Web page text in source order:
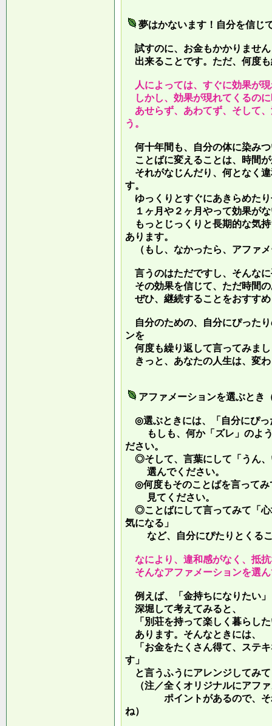
夢はかないます！自分を信じ
試すのに、お金もかかりませ
出来ることです。ただ、何度
人によっては、すぐに効果が
しかし、効果が現れてくるの
あせらず、あわてず、そして
う。
何十年間も、自分の体に染み
ことばに変えることは、時間
それがなじんだり、何となく
す。
ゆっくりとすぐにあきらめた
１ヶ月や２ヶ月やって効果が
もっとじっくりと長期的な気
あります。
（もし、なかったら、アファ
言うのはただですし、そんな
その効果を信じて、ただ時間
ぜひ、継続することをおすす
自分のための、自分にぴった
ンを
何度も繰り返して言ってみま
きっと、あなたの人生は、変
アファメーションを選ぶとき
◎選ぶときには、「自分にぴっ
もしも、何か「ズレ」のよう
ださい。
◎そして、言葉にして「うん、
選んでください。
◎何度もそのことばを言ってみ
見てください。
◎ことばにして言ってみて「心
気になる」
など、自分にぴたりとくるこ
なにより、違和感がなく、抵
そんなアファメーションを選
例えば、「金持ちになりたい
深堀して考えてみると、
「別荘を持って楽しく暮らし
あります。そんなときには、
「お金をたくさん得て、ステ
す」
と言うふうにアレンジしてみ
（注／全くオリジナルにアフ
ポイントがあるので、それ
ね）